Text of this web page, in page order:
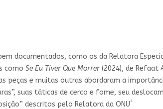
documentados, como os da Relatora
como Se Eu Tiver Que Morrer (2024), de Refaat
peças e muitas outras abordaram a
suas táticas de cerco e fome, seu
descritos pelo Relatora da ONU 1